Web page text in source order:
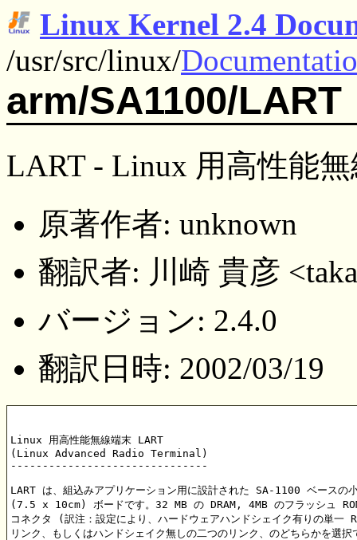
Linux Kernel 2.4
/usr/src/linux/
arm/SA1100/LART
LART - Linux 用高性能
原著作者: unknown
翻訳者: 川崎 貴彦
バージョン: 2.4.0
翻訳日時: 2002/03/19
Linux 用高性能無線端末 LART
(Linux Advanced Radio Terminal)
-------------------------------
LART は、組込みアプリケーション用に設計された SA-1100 ベースの
(7.5 x 10cm) ボードです。32 MB の DRAM, 4MB のフラッシュ
コネクタ (訳注：設定により、ハードウェアハンドシェイク有りの単一
リンク、もしくはハンドシェイク無しの二つのリンク、のどちらかを選択